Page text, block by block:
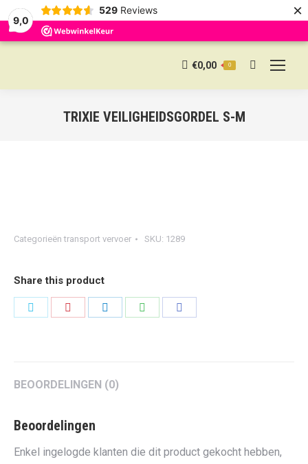
9,0
529 Reviews ×
€0,00 0 Search:
TRIXIE VEILIGHEIDSGORDEL S-M
Categorieëntransport vervoer SKU: 1289
Share this product
BEOORDELINGEN (0)
Beoordelingen
Enkel ingelogde klanten die dit product gekocht hebben,